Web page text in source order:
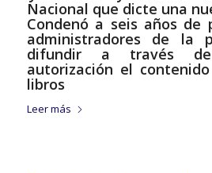
Nacional que dicte una
Condenó a seis años de
administradores de la
difundir a través
autorización el
libros
Leer más